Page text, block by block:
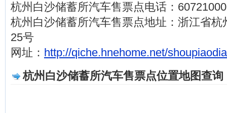
杭州白沙储蓄所汽车售票点电话：60721000
杭州白沙储蓄所汽车售票点地址：浙江省杭
25号
网址： http://qiche.hnehome.net/
杭州白沙储蓄所汽车售票点位置地图查询